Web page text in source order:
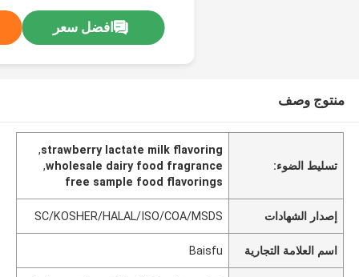
افضل سعر
منتوج وصف
تسليط الضوء:
strawberry lactate milk flavoring
,
wholesale dairy food fragrance
,
free sample food flavorings
إصدار الشهادات SC/KOSHER/HALAL/ISO/COA/MSDS
اسم العلامة التجارية Baisfu